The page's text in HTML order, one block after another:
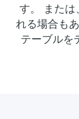
す。 または
れる場合も
テーブルを